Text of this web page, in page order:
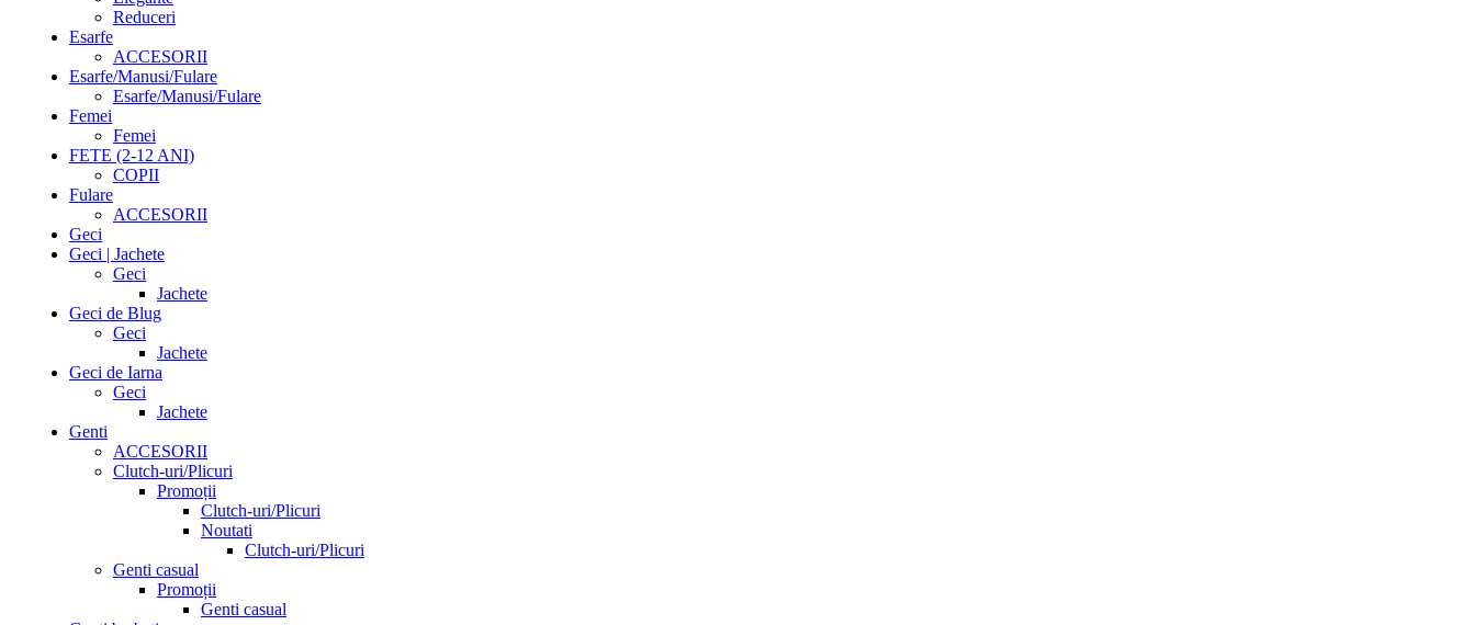
Reduceri
Esarfe
ACCESORII
Esarfe/Manusi/Fulare
Esarfe/Manusi/Fulare
Femei
Femei
FETE (2-12 ANI)
COPII
Fulare
ACCESORII
Geci
Geci | Jachete
Geci
Jachete
Geci de Blug
Geci
Jachete
Geci de Iarna
Geci
Jachete
Genti
ACCESORII
Clutch-uri/Plicuri
Promoții
Clutch-uri/Plicuri
Noutati
Clutch-uri/Plicuri
Genti casual
Promoții
Genti casual